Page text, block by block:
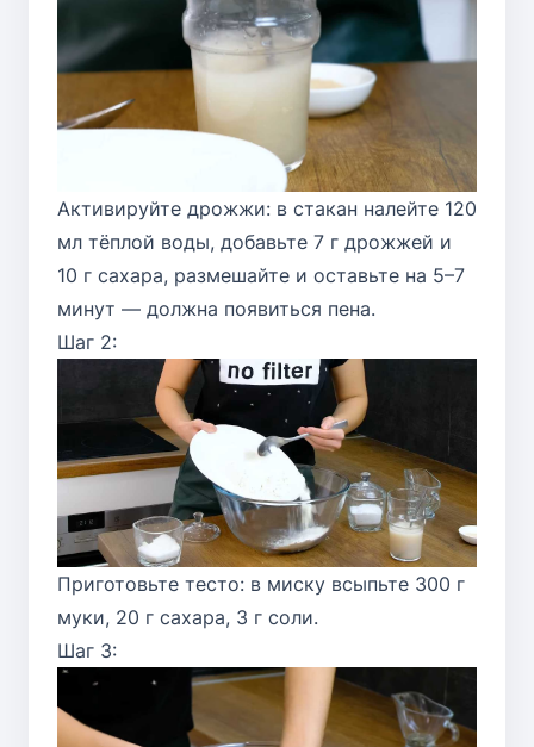
Активируйте дрожжи: в стакан налейте 120
мл тёплой воды, добавьте 7 г дрожжей и
10 г сахара, размешайте и оставьте на 5–7
минут — должна появиться пена.
Шаг 2:
Приготовьте тесто: в миску всыпьте 300 г
муки, 20 г сахара, 3 г соли.
Шаг 3: